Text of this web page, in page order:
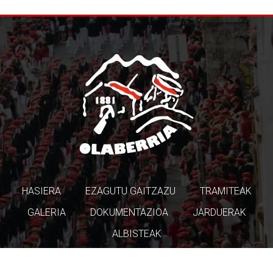
HASIERA EZAGUTU GAITZAZU
TRAMITEAK
GALERIA
DOKUMENTAZIOA
JARDUERAK
ALBISTEAK